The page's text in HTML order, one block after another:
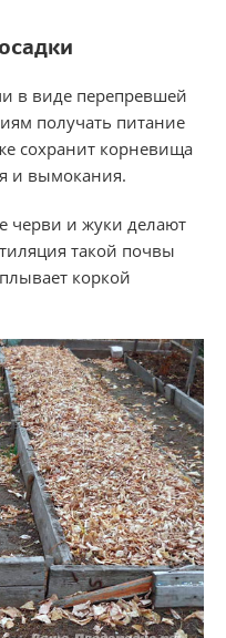
в виде перепревшей
получать питание
сохранит корневища
и вымокания.
черви и жуки делают
такой почвы
коркой